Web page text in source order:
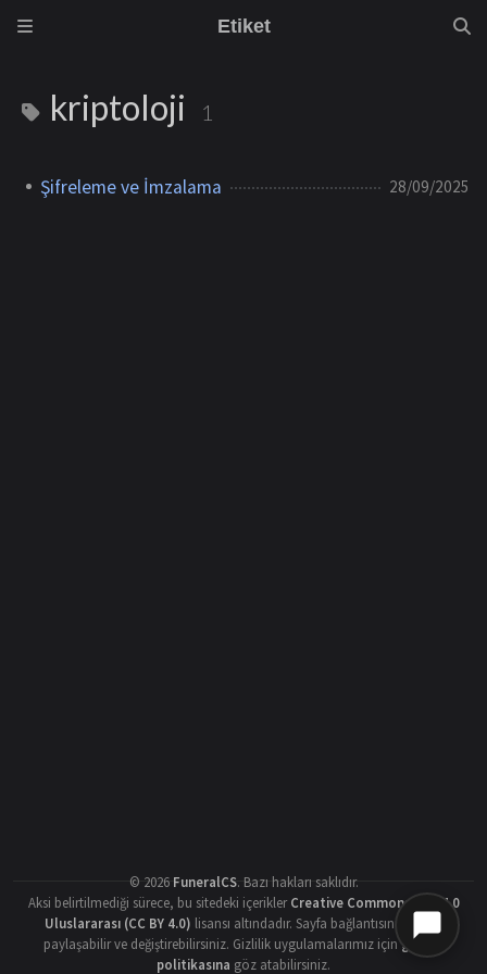
Etiket
kriptoloji 1
Şifreleme ve İmzalama 28/09/2025
© 2026 FuneralCS. Bazı hakları saklıdır.
Aksi belirtilmediği sürece, bu sitedeki içeriklerCreative Commons Atıf 4.0
Uluslararası (CC BY 4.0) lisansı altındadır. Sayfa bağlantısını vererek
paylaşabilir ve değiştirebilirsiniz. Gizlilik uygulamalarımız içingizlilik
politikasına göz atabilirsiniz.